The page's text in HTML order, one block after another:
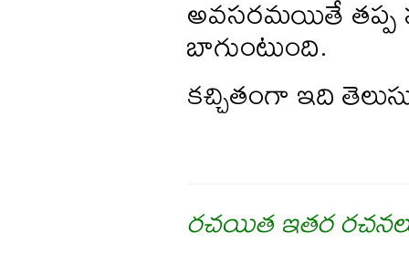
అవసరమయితే తప్ప
బాగుంటుంది.
కచ్చితంగా ఇది
రచయిత ఇతర